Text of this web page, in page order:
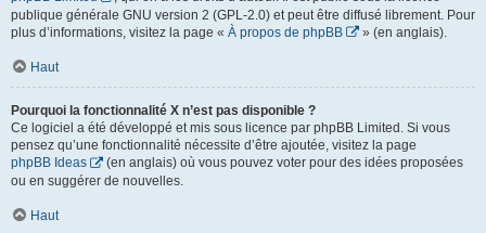
publique générale GNU version 2 (GPL-2.0) et peut être diffusé librement. Pour
plus d’informations, visitez la page « À propos de phpBB » (en anglais).
Haut
Pourquoi la fonctionnalité X n’est pas disponible ?
Ce logiciel a été développé et mis sous licence par phpBB Limited. Si vous
pensez qu’une fonctionnalité nécessite d’être ajoutée, visitez la page
phpBB Ideas
(en anglais) où vous pouvez voter pour des idées proposées
ou en suggérer de nouvelles.
Haut